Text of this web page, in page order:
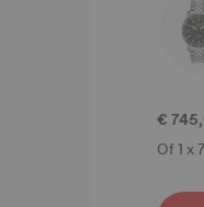
€
Of 1 x